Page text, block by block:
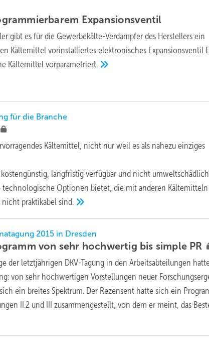
Expansionsventil
gibt es für die Gewerbekälte-Verdampfer des Herstellers ein
Kältemittel vorinstalliertes elektronisches Expansionsventil
Kältemittelvorparametriert.
für die Branche
Kältemittel, nicht nur weil es als nahezu einziges
langfristig verfügbar und nicht umweltschädlich
technologische Optionen bietet, die mit anderen Kältemitteln
nicht praktikabelsind.
2015 in Dresden
von sehr hochwertig bis simple PR
der letztjährigen DKV-Tagung in den Arbeitsabteilungen
von sehr hochwertigen Vorstellungen neuer
ein breites Spektrum. Der Rezensent hatte sich ein
II.2 und III zusammengestellt, von dem er meint, das